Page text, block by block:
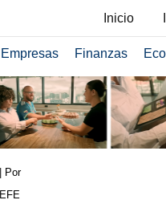
Inicio
Empresas Finanzas
| Por
EFE